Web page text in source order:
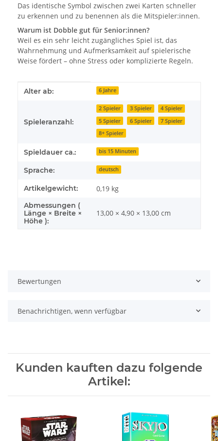
Das identische Symbol zwischen zwei Karten schneller
zu erkennen und zu benennen als die Mitspieler:innen.
Warum ist Dobble gut für Senior:innen?
Weil es ein sehr leicht zugängliches Spiel ist, das
Wahrnehmung und Aufmerksamkeit auf spielerische
Weise fördert – ohne Stress oder komplizierte Regeln.
Produkteigenschaft
Wert
Alter ab: 6 Jahre
Spieleranzahl:
2 Spieler 3 Spieler
4 Spieler
5 Spieler
6 Spieler
7 Spieler
8+ Spieler
Spieldauer ca.: bis 15 Minuten
Sprache: deutsch
Artikelgewicht: 0,19 kg
Abmessungen (
Länge × Breite ×
Höhe ):
13,00 × 4,90 × 13,00 cm
Bewertungen
Benachrichtigen, wenn verfügbar
Kunden kauften dazu folgende
Artikel: